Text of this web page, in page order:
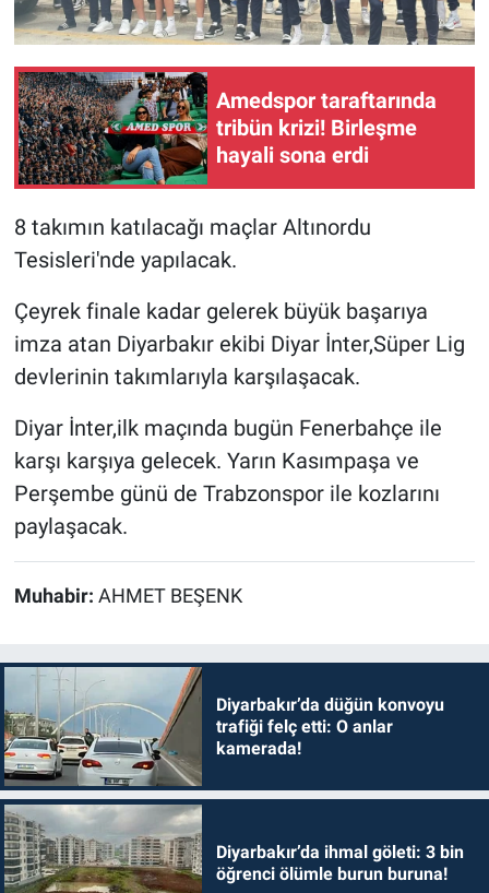
Amedspor taraftarında
tribün krizi! Birleşme
hayali sona erdi
8 takımın katılacağı maçlar Altınordu
Tesisleri'nde yapılacak.
Çeyrek finale kadar gelerek büyük başarıya
imza atan Diyarbakır ekibi Diyar İnter,Süper Lig
devlerinin takımlarıyla karşılaşacak.
Diyar İnter,ilk maçında bugün Fenerbahçe ile
karşı karşıya gelecek. Yarın Kasımpaşa ve
Perşembe günü de Trabzonspor ile kozlarını
paylaşacak.
Muhabir: AHMET BEŞENK
Diyarbakır’da düğün konvoyu
trafiği felç etti: O anlar
kamerada!
Diyarbakır’da ihmal göleti: 3 bin
öğrenci ölümle burun buruna!